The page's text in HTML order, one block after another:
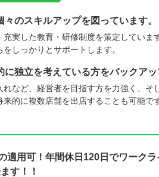
のスキルアップを図っています。
実した教育・研修制度を策定していま
しっかりとサポートします。
独立を考えている方をバックアッ
など、経営者を目指す方を力強く、そ
的に複数店舗を出店することも可能です
適用可！年間休日120日でワーク
す！！